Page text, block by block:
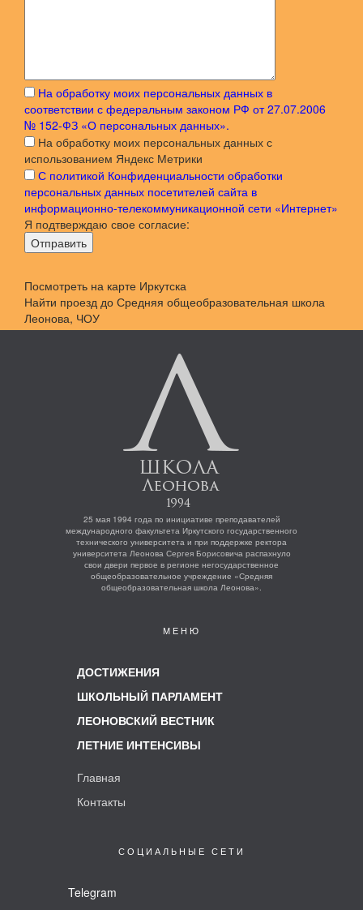
На обработку моих персональных данных в
соответствии с федеральным законом РФ от 27.07.2006
№ 152-ФЗ «О персональных данных».
На обработку моих персональных данных с
использованием Яндекс Метрики
С политикой Конфиденциальности обработки
персональных данных посетителей сайта в
информационно-телекоммуникационной сети «Интернет»
Я подтверждаю свое согласие:
Отправить
Посмотреть на карте Иркутска
Найти проезд до Средняя общеобразовательная школа
Леонова, ЧОУ
25 мая 1994 года по инициативе преподавателей
международного факультета Иркутского государственного
технического университета и при поддержке ректора
университета Леонова Сергея Борисовича распахнуло
свои двери первое в регионе негосударственное
общеобразовательное учреждение «Средняя
общеобразовательная школа Леонова».
МЕНЮ
ДОСТИЖЕНИЯ
ШКОЛЬНЫЙ ПАРЛАМЕНТ
ЛЕОНОВСКИЙ ВЕСТНИК
ЛЕТНИЕ ИНТЕНСИВЫ
Главная
Контакты
СОЦИАЛЬНЫЕ СЕТИ
Telegram